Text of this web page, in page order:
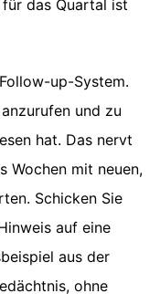
das Quartal ist
up-System.
und zu
hat. Das nervt
Wochen mit neuen,
Schicken Sie
auf eine
aus der
ohne